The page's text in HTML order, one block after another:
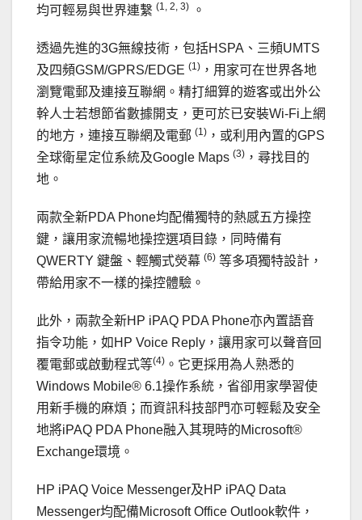
均可輕易與世界連繫 (1, 2, 3) 。
透過先進的3G無線技術，包括HSPA、三頻UMTS
及四頻GSM/GPRS/EDGE (1) ，用家可在世界各地
瀏覽電郵及連接互聯網。精打細算的遊客或出外公
幹人士若想節省數據開支，更可於已安裝Wi-Fi上網
的地方，連接互聯網及電郵 (1) ，或利用內置的GPS
全球衛星定位系統及Google Maps (3) ，尋找目的
地。
兩款全新PDA Phone均配備獨特的熱感五方操控
鍵，讓用家流暢地操控選項目錄，同時備有
QWERTY 鍵盤、輕觸式熒幕 (6) 等多項獨特設計，
帶給用家不一樣的操控體驗。
此外，兩款全新HP iPAQ PDA Phone亦內置語音
指令功能，如HP Voice Reply，讓用家可以聲音回
覆電郵或啟動程式等(4) 。它更採用為人熟悉的
Windows Mobile® 6.1操作系統，省卻用家學習使
用新手機的麻煩；而資訊科技部門亦可輕鬆及安全
地將iPAQ PDA Phone融入其現時的Microsoft®
Exchange環境。
HP iPAQ Voice Messenger及HP iPAQ Data
Messenger均配備Microsoft Office Outlook軟件，